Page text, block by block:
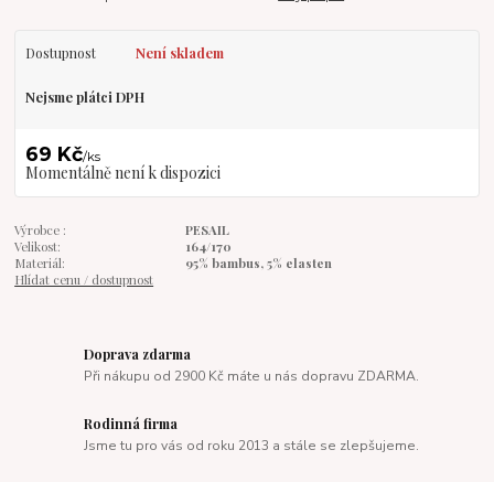
Dostupnost Není skladem
Nejsme plátci DPH
69 Kč/ks
Momentálně není k dispozici
Výrobce :
PESAIL
Velikost:
164/170
Materiál:
95% bambus, 5% elasten
Hlídat cenu / dostupnost
Doprava zdarma
Při nákupu od 2900 Kč máte u nás dopravu ZDARMA.
Rodinná firma
Jsme tu pro vás od roku 2013 a stále se zlepšujeme.